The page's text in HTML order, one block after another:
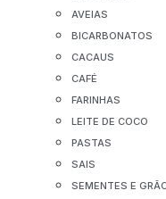
AVEIAS
BICARBONATOS
CACAUS
CAFÉ
FARINHAS
LEITE DE COCO
PASTAS
SAIS
SEMENTES E